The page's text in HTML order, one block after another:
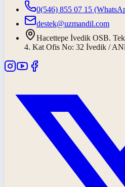
0(546) 855 07 15
destek@uzmandil.com
Hacettepe İvedik OSB.
4. Kat Ofis No: 32 İvedik /